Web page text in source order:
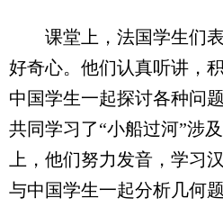
课堂上，法国学生们表
好奇心。他们认真听讲，
中国学生一起探讨各种问
共同学习了“小船过河”涉
上，他们努力发音，学习
与中国学生一起分析几何